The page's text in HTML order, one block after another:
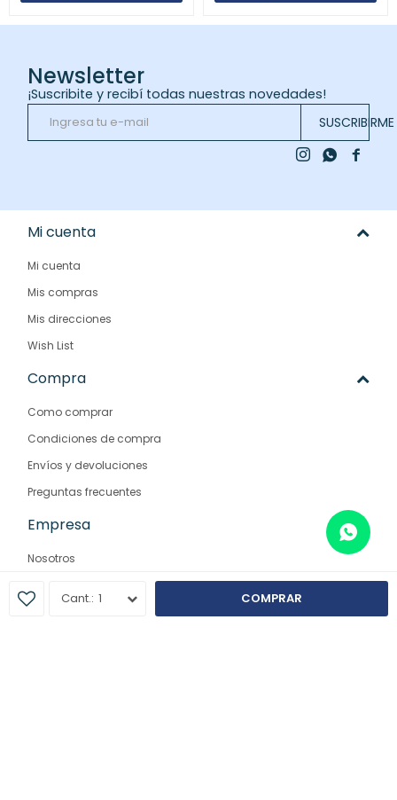
1 COMPRAR
Newsletter
¡Suscribite y recibí todas nuestras novedades!
SUSCRIBIRME

 
Mi cuenta
Mi cuenta
Mis compras
Mis direcciones
Wish List
Compra
Como comprar
Condiciones de compra
Envíos y devoluciones
Preguntas frecuentes
Empresa
Nosotros